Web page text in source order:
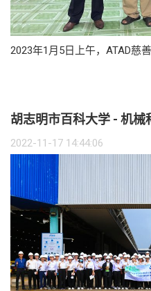
2023年1月5日上午，ATAD慈善
胡志明市百科大学 - 机械
2022-11-17 14:44:06